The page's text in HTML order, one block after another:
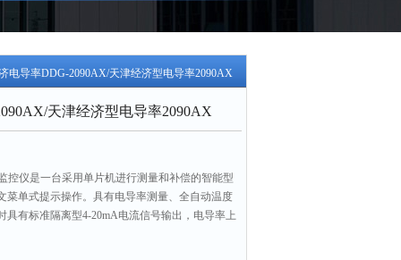
电导率DDG-2090AX/天津经济型电导率2090AX
天津经济型电导率2090AX
控仪是一台采用单片机进行测量和补偿的智能型
菜单式提示操作。具有电导率测量、全自动温度
具有标准隔离型4-20mA电流信号输出，电导率上
电、核能、饮用水等制水设备工业在线电导率